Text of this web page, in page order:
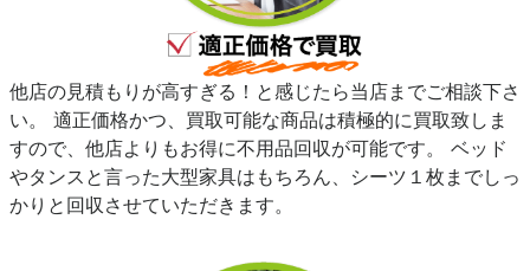
他店の見積もりが高すぎる！と感じたら当店までご相談下さ
い。 適正価格かつ、買取可能な商品は積極的に買取致しま
すので、他店よりもお得に不用品回収が可能です。 ベッド
やタンスと言った大型家具はもちろん、シーツ１枚までしっ
かりと回収させていただきます。